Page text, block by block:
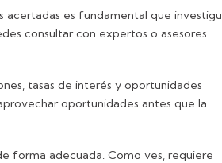
acertadas es fundamental que
consultar con expertos o asesores
tasas de interés y oportunidades
oportunidades antes que la
forma adecuada. Como ves, requiere